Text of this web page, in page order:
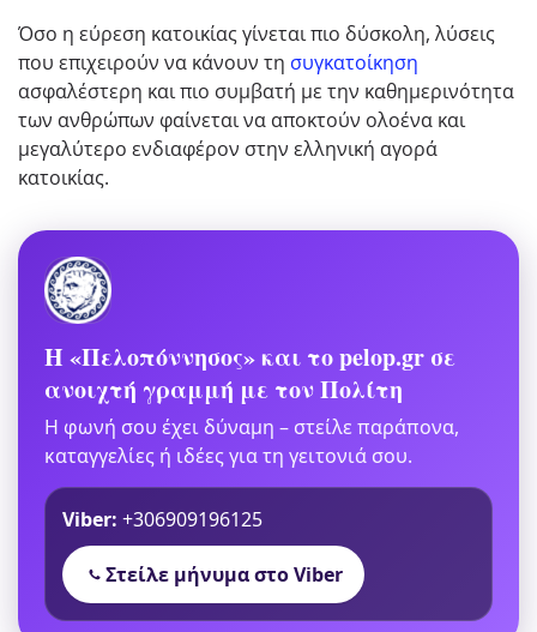
Όσο η εύρεση κατοικίας γίνεται πιο δύσκολη, λύσεις
που επιχειρούν να κάνουν τη συγκατοίκηση
ασφαλέστερη και πιο συμβατή με την καθημερινότητα
των ανθρώπων φαίνεται να αποκτούν ολοένα και
μεγαλύτερο ενδιαφέρον στην ελληνική αγορά
κατοικίας.
Η «Πελοπόννησος» και το pelop.gr σε
ανοιχτή γραμμή με τον Πολίτη
Η φωνή σου έχει δύναμη – στείλε παράπονα,
καταγγελίες ή ιδέες για τη γειτονιά σου.
Viber: +306909196125
Στείλε μήνυμα στο Viber